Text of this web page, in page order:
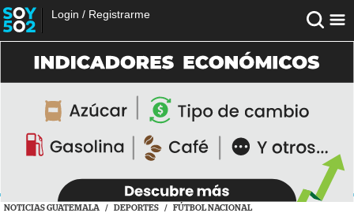
Login / Registrarme
NOTICIAS GUATEMALA / DEPORTES / FÚTBOL NACIONAL